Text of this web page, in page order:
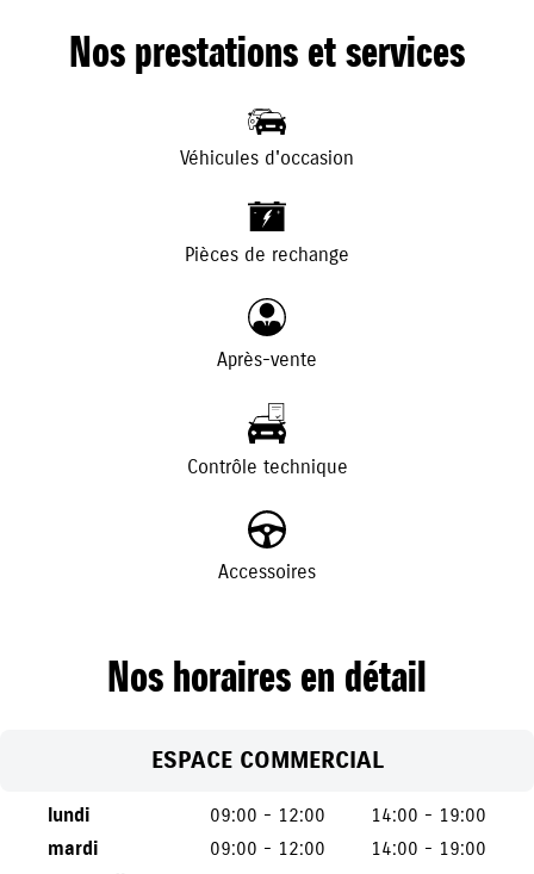
Nos prestations et services
Véhicules d'occasion
- +
Pièces de rechange
Après-vente
Contrôle technique
Accessoires
Nos horaires en détail
ESPACE COMMERCIAL
lundi 09:00 - 12:00
14:00 - 19:00
mardi
09:00 - 12:00
14:00 - 19:00